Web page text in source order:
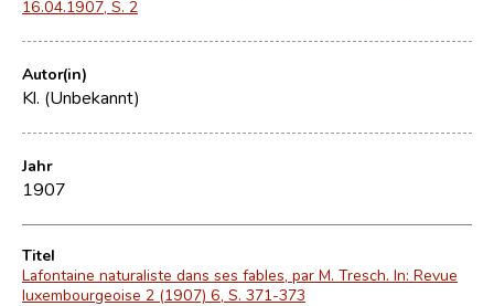
16.04.1907, S. 2
Autor(in)
Kl. (Unbekannt)
Jahr
1907
Titel
Lafontaine naturaliste dans ses fables, par M. Tresch. In: Revue
luxembourgeoise 2 (1907) 6, S. 371-373